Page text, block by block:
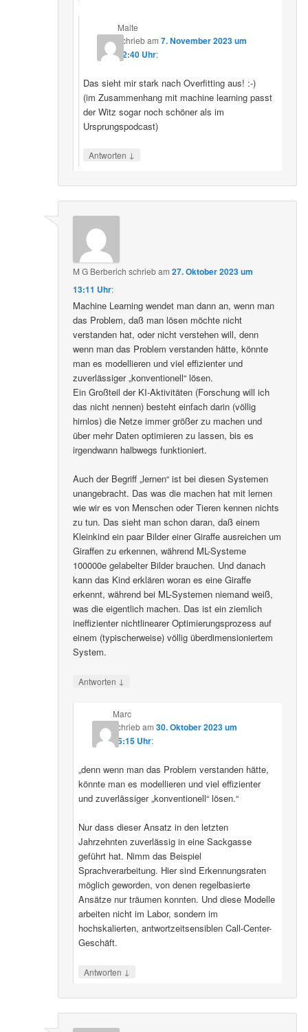
Malte
schriebam7. November 2023 um
22:40 Uhr:
Das sieht mir stark nach Overfitting aus! :-)
(im Zusammenhang mit machine learning passt
der Witz sogar noch schöner als im
Ursprungspodcast)
Antworten ↓
M G Berberich schriebam27. Oktober 2023 um
13:11 Uhr:
Machine Learning wendet man dann an, wenn man
das Problem, daß man lösen möchte nicht
verstanden hat, oder nicht verstehen will, denn
wenn man das Problem verstanden hätte, könnte
man es modellieren und viel effizienter und
zuverlässiger „konventionell“ lösen.
Ein Großteil der KI-Aktivitäten (Forschung will ich
das nicht nennen) besteht einfach darin (völlig
hirnlos) die Netze immer größer zu machen und
über mehr Daten optimieren zu lassen, bis es
irgendwann halbwegs funktioniert.
Auch der Begriff „lernen“ ist bei diesen Systemen
unangebracht. Das was die machen hat mit lernen
wie wir es von Menschen oder Tieren kennen nichts
zu tun. Das sieht man schon daran, daß einem
Kleinkind ein paar Bilder einer Giraffe ausreichen um
Giraffen zu erkennen, während ML-Systeme
100000e gelabelter Bilder brauchen. Und danach
kann das Kind erklären woran es eine Giraffe
erkennt, während bei ML-Systemen niemand weiß,
was die eigentlich machen. Das ist ein ziemlich
ineffizienter nichtlinearer Optimierungsprozess auf
einem (typischerweise) völlig überdimensioniertem
System.
Antworten ↓
Marc
schriebam 30. Oktober 2023 um
15:15 Uhr:
„denn wenn man das Problem verstanden hätte,
könnte man es modellieren und viel effizienter
und zuverlässiger „konventionell“ lösen.“
Nur dass dieser Ansatz in den letzten
Jahrzehnten zuverlässig in eine Sackgasse
geführt hat. Nimm das Beispiel
Sprachverarbeitung. Hier sind Erkennungsraten
möglich geworden, von denen regelbasierte
Ansätze nur träumen konnten. Und diese Modelle
arbeiten nicht im Labor, sondern im
hochskalierten, antwortzeitsensiblen Call-Center-
Geschäft.
Antworten ↓